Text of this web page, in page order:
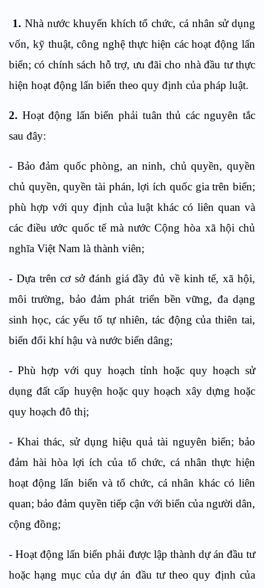
1. Nhà nước khuyến khích tổ chức, cá nhân sử dụng
vốn, kỹ thuật, công nghệ thực hiện các hoạt động lấn
biển; có chính sách hỗ trợ, ưu đãi cho nhà đầu tư thực
hiện hoạt động lấn biển theo quy định của pháp luật.
2. Hoạt động lấn biển phải tuân thủ các nguyên tắc
sau đây:
- Bảo đảm quốc phòng, an ninh, chủ quyền, quyền
chủ quyền, quyền tài phán, lợi ích quốc gia trên biển;
phù hợp với quy định của luật khác có liên quan và
các điều ước quốc tế mà nước Cộng hòa xã hội chủ
nghĩa Việt Nam là thành viên;
- Dựa trên cơ sở đánh giá đầy đủ về kinh tế, xã hội,
môi trường, bảo đảm phát triển bền vững, đa dạng
sinh học, các yếu tố tự nhiên, tác động của thiên tai,
biến đổi khí hậu và nước biển dâng;
- Phù hợp với quy hoạch tỉnh hoặc quy hoạch sử
dụng đất cấp huyện hoặc quy hoạch xây dựng hoặc
quy hoạch đô thị;
- Khai thác, sử dụng hiệu quả tài nguyên biển; bảo
đảm hài hòa lợi ích của tổ chức, cá nhân thực hiện
hoạt động lấn biển và tổ chức, cá nhân khác có liên
quan; bảo đảm quyền tiếp cận với biển của người dân,
cộng đồng;
- Hoạt động lấn biển phải được lập thành dự án đầu tư
hoặc hạng mục của dự án đầu tư theo quy định của